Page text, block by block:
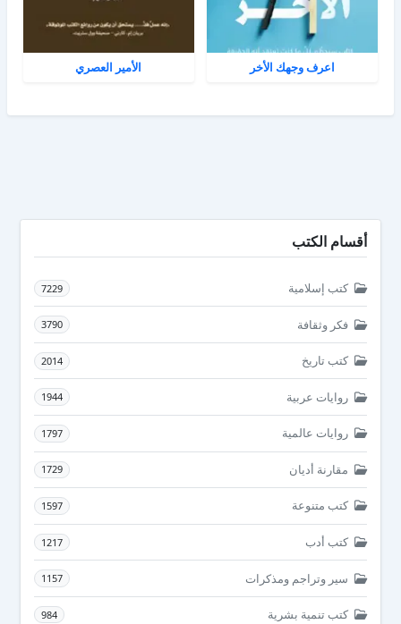
اعرف وجهك الأخر الأمير العصري
أقسام الكتب
كتب إسلامية 7229
فكر وثقافة 3790
كتب تاريخ 2014
روايات عربية 1944
روايات عالمية 1797
مقارنة أديان 1729
كتب متنوعة 1597
كتب أدب 1217
سير وتراجم ومذكرات 1157
كتب تنمية بشرية 984